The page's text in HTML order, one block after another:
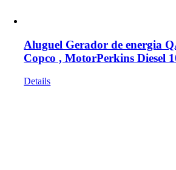
Aluguel Gerador de energia
Copco , MotorPerkins Diesel
Details